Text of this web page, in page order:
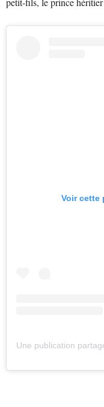
Voir cette